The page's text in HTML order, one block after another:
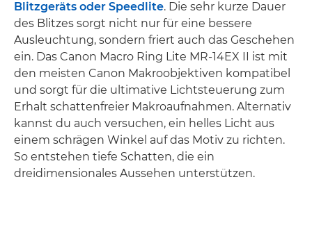
Blitzgeräts oder Speedlite. Die sehr kurze Dauer
des Blitzes sorgt nicht nur für eine bessere
Ausleuchtung, sondern friert auch das Geschehen
ein. Das Canon Macro Ring Lite MR-14EX II ist mit
den meisten Canon Makroobjektiven kompatibel
und sorgt für die ultimative Lichtsteuerung zum
Erhalt schattenfreier Makroaufnahmen. Alternativ
kannst du auch versuchen, ein helles Licht aus
einem schrägen Winkel auf das Motiv zu richten.
So entstehen tiefe Schatten, die ein
dreidimensionales Aussehen unterstützen.